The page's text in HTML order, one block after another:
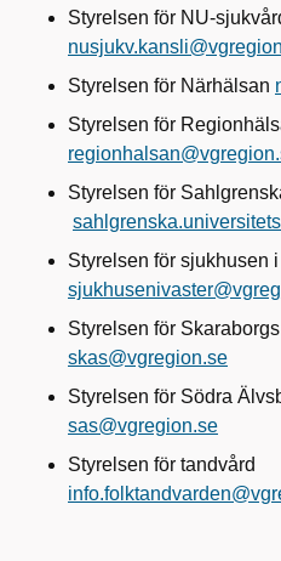
Styrelsen för NU-
Styrelsen för Närhälsan
Styrelsen för
Styrelsen för
Styrelsen för sjukhusen
Styrelsen för
skas@vgregion.se
Styrelsen för Södra
sas@vgregion.se
Styrelsen för tandvård